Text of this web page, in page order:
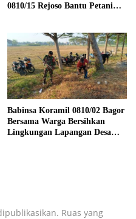
0810/15 Rejoso Bantu Petani
Babinsa Koramil 0810/02 Bagor
Bersama Warga Bersihkan
Lingkungan Lapangan Desa
Ruas yang